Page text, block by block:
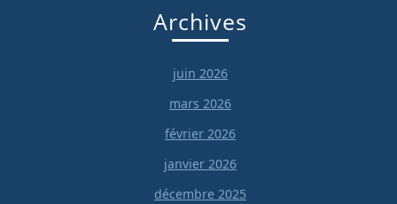
Archives
juin 2026
mars 2026
février 2026
janvier 2026
décembre 2025